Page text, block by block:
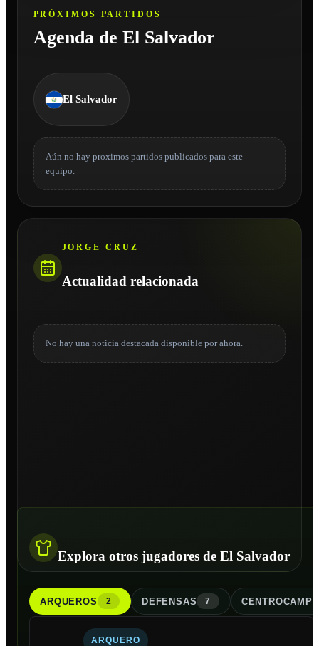
PRÓXIMOS PARTIDOS
Agenda de El Salvador
El Salvador
Aún no hay proximos partidos publicados para este
equipo.
JORGE CRUZ
Actualidad relacionada
No hay una noticia destacada disponible por ahora.
Explora otros jugadores de El Salvador
ARQUEROS 2 DEFENSAS 7
ARQUERO